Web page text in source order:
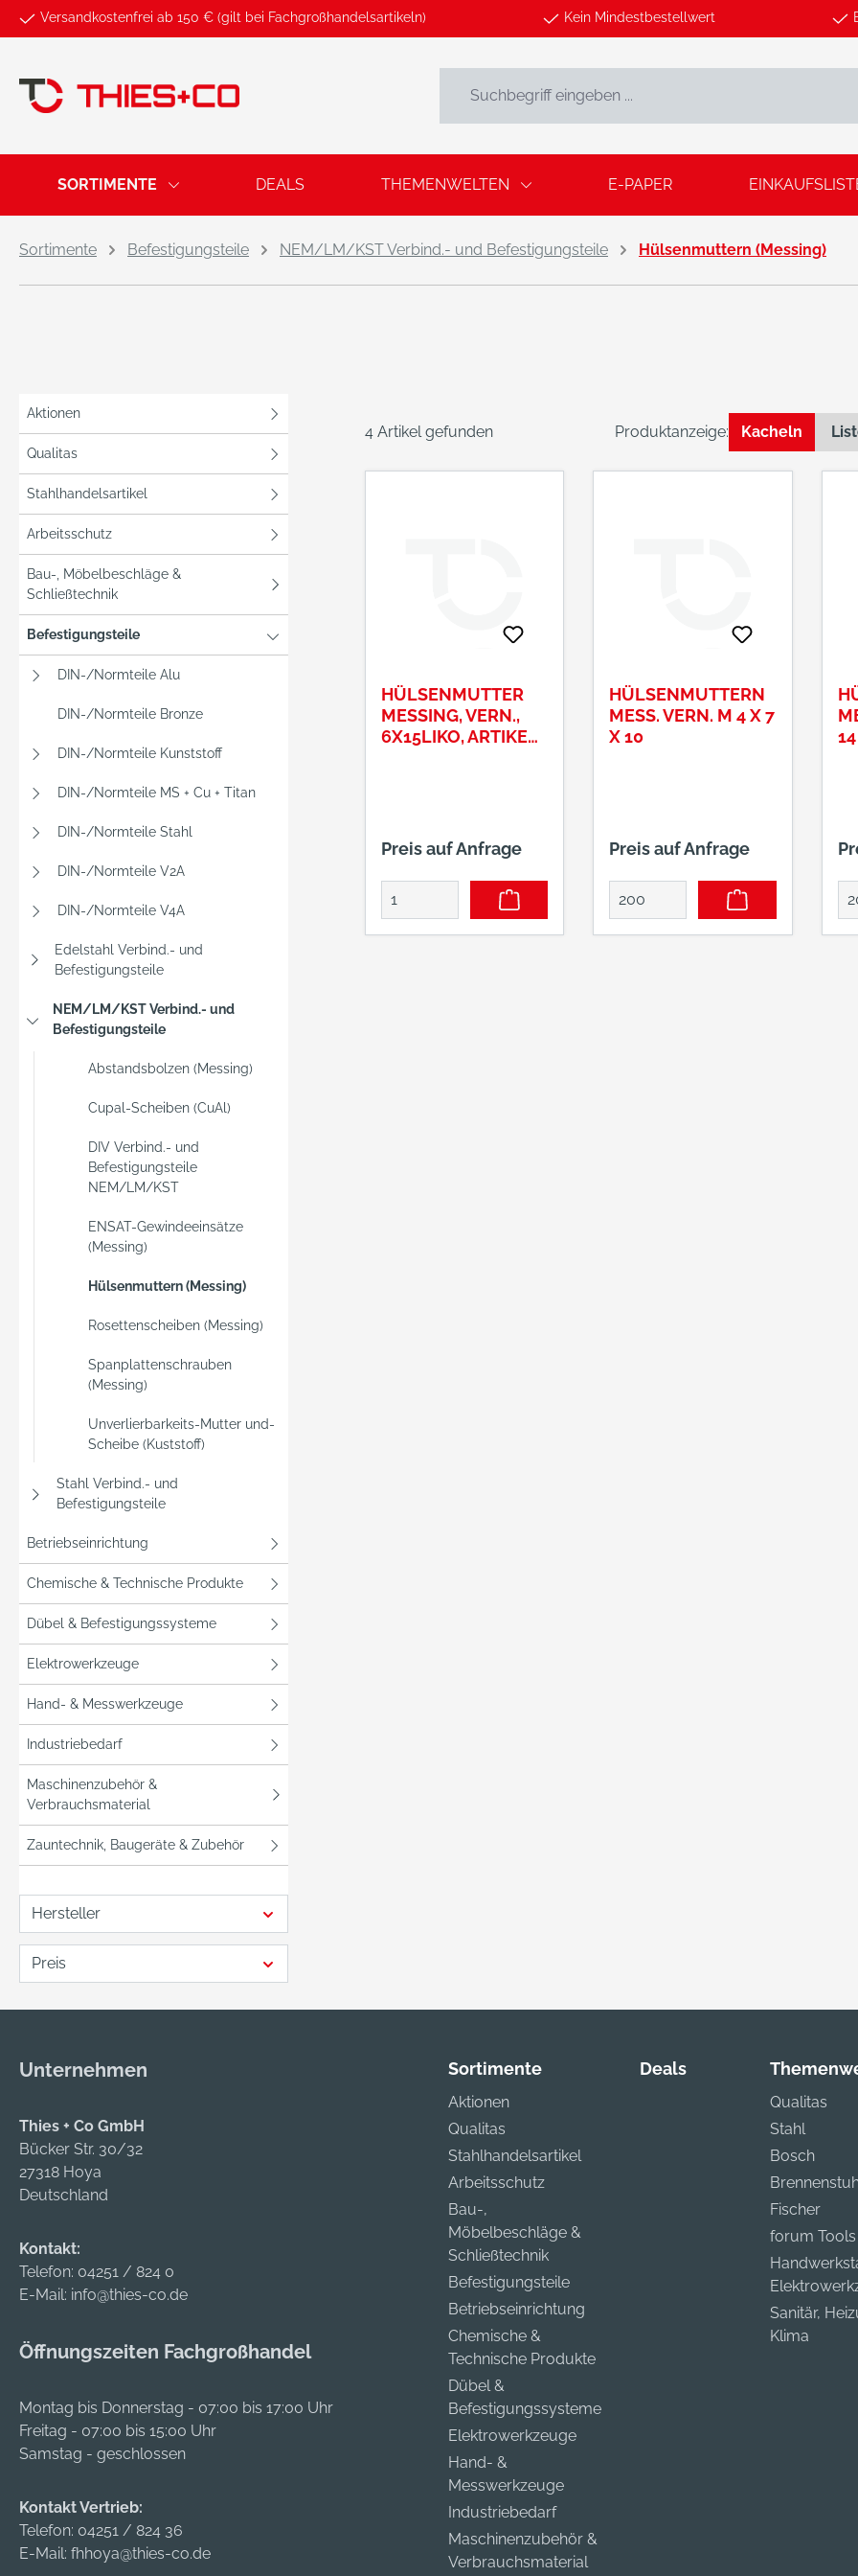
Zur Hauptnavigation springen
Versandkostenfrei ab 150 € (gilt bei Fachgroßhandelsartikeln) Kein Mindestbestellwert
SORTIMENTE DEALS THEMENWELTEN E-PAPER
Sortimente Befestigungsteile NEM/LM/KST Verbind.- und Befestigungsteile Hülsenmuttern (Messing)
Aktionen
Qualitas
Stahlhandelsartikel
Arbeitsschutz
Bau-, Möbelbeschläge &
Schließtechnik
Befestigungsteile
DIN-/Normteile Alu
DIN-/Normteile Bronze
DIN-/Normteile Kunststoff
DIN-/Normteile MS + Cu + Titan
DIN-/Normteile Stahl
DIN-/Normteile V2A
DIN-/Normteile V4A
Edelstahl Verbind.- und
Befestigungsteile
NEM/LM/KST Verbind.- und
Befestigungsteile
Abstandsbolzen (Messing)
Cupal-Scheiben (CuAl)
DIV Verbind.- und
Befestigungsteile
NEM/LM/KST
ENSAT-Gewindeeinsätze
(Messing)
Hülsenmuttern (Messing)
Rosettenscheiben (Messing)
Spanplattenschrauben
(Messing)
Unverlierbarkeits-Mutter und-
Scheibe (Kuststoff)
Stahl Verbind.- und
Befestigungsteile
Betriebseinrichtung
Chemische & Technische Produkte
Dübel & Befestigungssysteme
Elektrowerkzeuge
Hand- & Messwerkzeuge
Industriebedarf
Maschinenzubehör &
Verbrauchsmaterial
Zauntechnik, Baugeräte & Zubehör
Hersteller
Preis
4 Artikel gefunden Produktanzeige: Kacheln
HÜLSENMUTTER
MESSING, VERN.,
6X15LIKO, ARTIKEL:
Preis auf Anfrage
HÜLSENMUTTERN
MESS. VERN. M 4 X 7
X 10
Preis auf Anfrage
14
Unternehmen
Thies + Co GmbH
Bücker Str. 30/32
27318 Hoya
Deutschland
Kontakt:
Telefon: 04251 / 824 0
E-Mail: info@thies-co.de
Öffnungszeiten Fachgroßhandel
Montag bis Donnerstag - 07:00 bis 17:00 Uhr
Freitag - 07:00 bis 15:00 Uhr
Samstag - geschlossen
Kontakt Vertrieb:
Telefon: 04251 / 824 36
E-Mail: fhhoya@thies-co.de
Sortimente
Aktionen
Qualitas
Stahlhandelsartikel
Arbeitsschutz
Bau-,
Möbelbeschläge &
Schließtechnik
Befestigungsteile
Betriebseinrichtung
Chemische &
Technische Produkte
Dübel &
Befestigungssysteme
Elektrowerkzeuge
Hand- &
Messwerkzeuge
Industriebedarf
Maschinenzubehör &
Verbrauchsmaterial
Deals
Qualitas
Stahl
Bosch
Fischer
forum Tools
Sanitär,
Klima